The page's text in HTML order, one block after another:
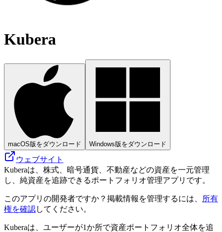
Kubera
macOS版をダウンロード Windows版をダウンロード
ウェブサイト
Kuberaは、株式、暗号通貨、不動産などの資産を一元管理
し、純資産を追跡できるポートフォリオ管理アプリです。
このアプリの開発者ですか？掲載情報を管理するには、
所有
権を確認してください。
Kuberaは、ユーザーが1か所で資産ポートフォリオ全体を追